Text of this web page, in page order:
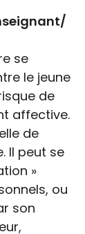
se
le jeune
de
affective.
de
Il peut se
»
ou
son